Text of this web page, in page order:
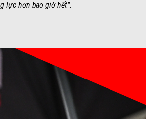
lực hơn bao giờ hết".